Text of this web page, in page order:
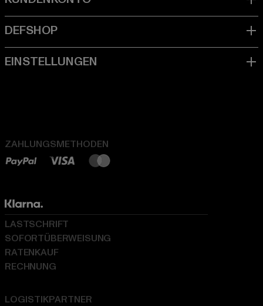
ZAHLUNGSMETHODEN
LOGISTIKPARTNER
LASTSCHRIFT
SOFORTÜBERWEISUNG
RATENKAUF
RECHNUNG